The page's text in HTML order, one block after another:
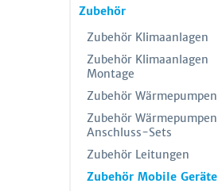
Zubehör
Zubehör Klimaanlagen
Zubehör Klimaanlagen
Montage
Zubehör Wärmepumpen
Zubehör Wärmepumpen
Anschluss-Sets
Zubehör Leitungen
Zubehör Mobile Geräte